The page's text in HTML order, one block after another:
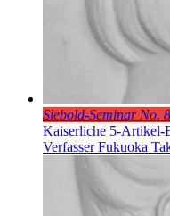
Siebold-Seminar No.
Kaiserliche 5-Artikel-
Verfasser Fukuoka